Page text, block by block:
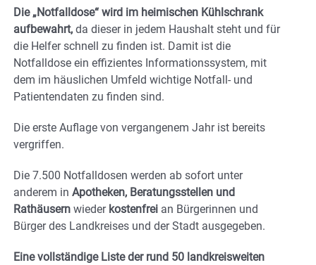
Die „Notfalldose“ wird im heimischen Kühlschrank
aufbewahrt, da dieser in jedem Haushalt steht und für
die Helfer schnell zu finden ist. Damit ist die
Notfalldose ein effizientes Informationssystem, mit
dem im häuslichen Umfeld wichtige Notfall- und
Patientendaten zu finden sind.
Die erste Auflage von vergangenem Jahr ist bereits
vergriffen.
Die 7.500 Notfalldosen werden ab sofort unter
anderem in Apotheken, Beratungsstellen und
Rathäusern wieder kostenfrei an Bürgerinnen und
Bürger des Landkreises und der Stadt ausgegeben.
Eine vollständige Liste der rund 50 landkreisweiten